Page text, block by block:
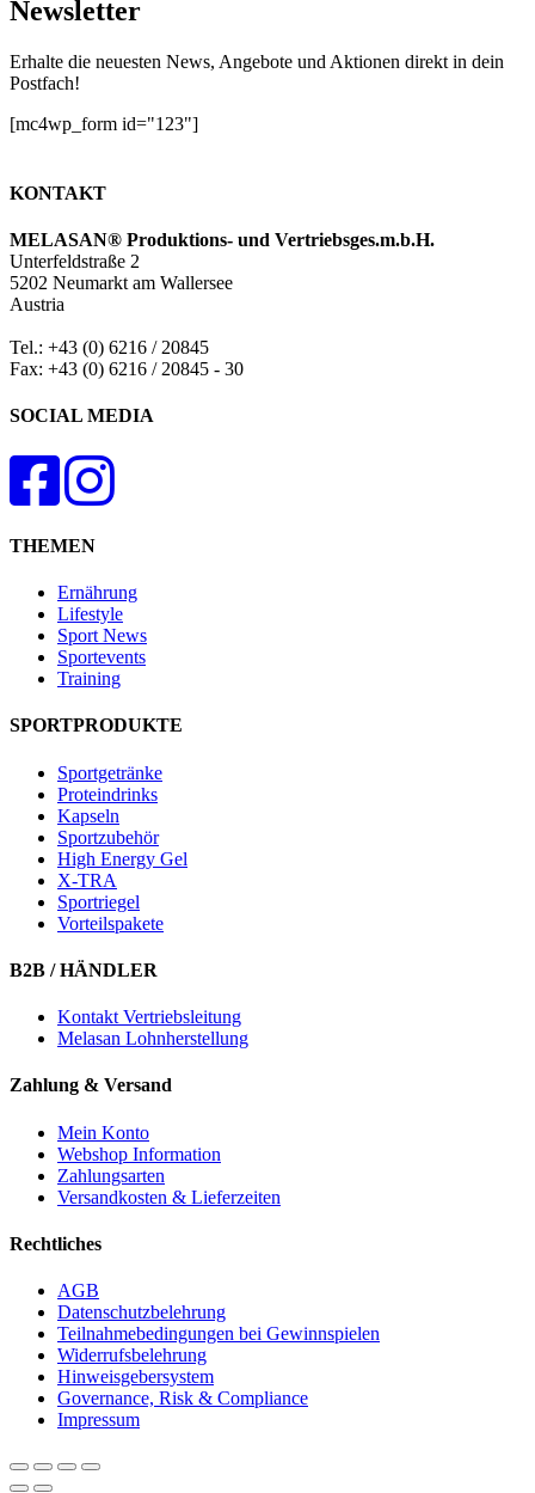
Newsletter
Erhalte die neuesten News, Angebote und Aktionen direkt in dein
Postfach!
[mc4wp_form id="123"]
KONTAKT
MELASAN® Produktions- und Vertriebsges.m.b.H.
Unterfeldstraße 2
5202 Neumarkt am Wallersee
Austria
Tel.: +43 (0) 6216 / 20845
Fax: +43 (0) 6216 / 20845 - 30
SOCIAL MEDIA
THEMEN
Ernährung
Lifestyle
Sport News
Sportevents
Training
SPORTPRODUKTE
Sportgetränke
Proteindrinks
Kapseln
Sportzubehör
High Energy Gel
X-TRA
Sportriegel
Vorteilspakete
B2B / HÄNDLER
Kontakt Vertriebsleitung
Melasan Lohnherstellung
Zahlung & Versand
Mein Konto
Webshop Information
Zahlungsarten
Versandkosten & Lieferzeiten
Rechtliches
AGB
Datenschutzbelehrung
Teilnahmebedingungen bei Gewinnspielen
Widerrufsbelehrung
Hinweisgebersystem
Governance, Risk & Compliance
Impressum